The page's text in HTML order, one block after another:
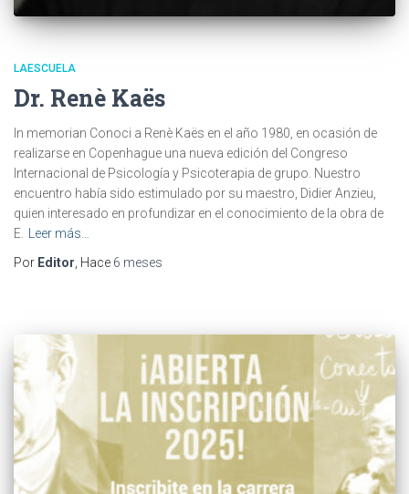
LAESCUELA
Dr. Renè Kaës
In memorian Conoci a Renè Kaës en el año 1980, en ocasión de
realizarse en Copenhague una nueva edición del Congreso
Internacional de Psicología y Psicoterapia de grupo. Nuestro
encuentro había sido estimulado por su maestro, Didier Anzieu,
quien interesado en profundizar en el conocimiento de la obra de
E.
Leer más…
Por Editor , Hace 6 meses